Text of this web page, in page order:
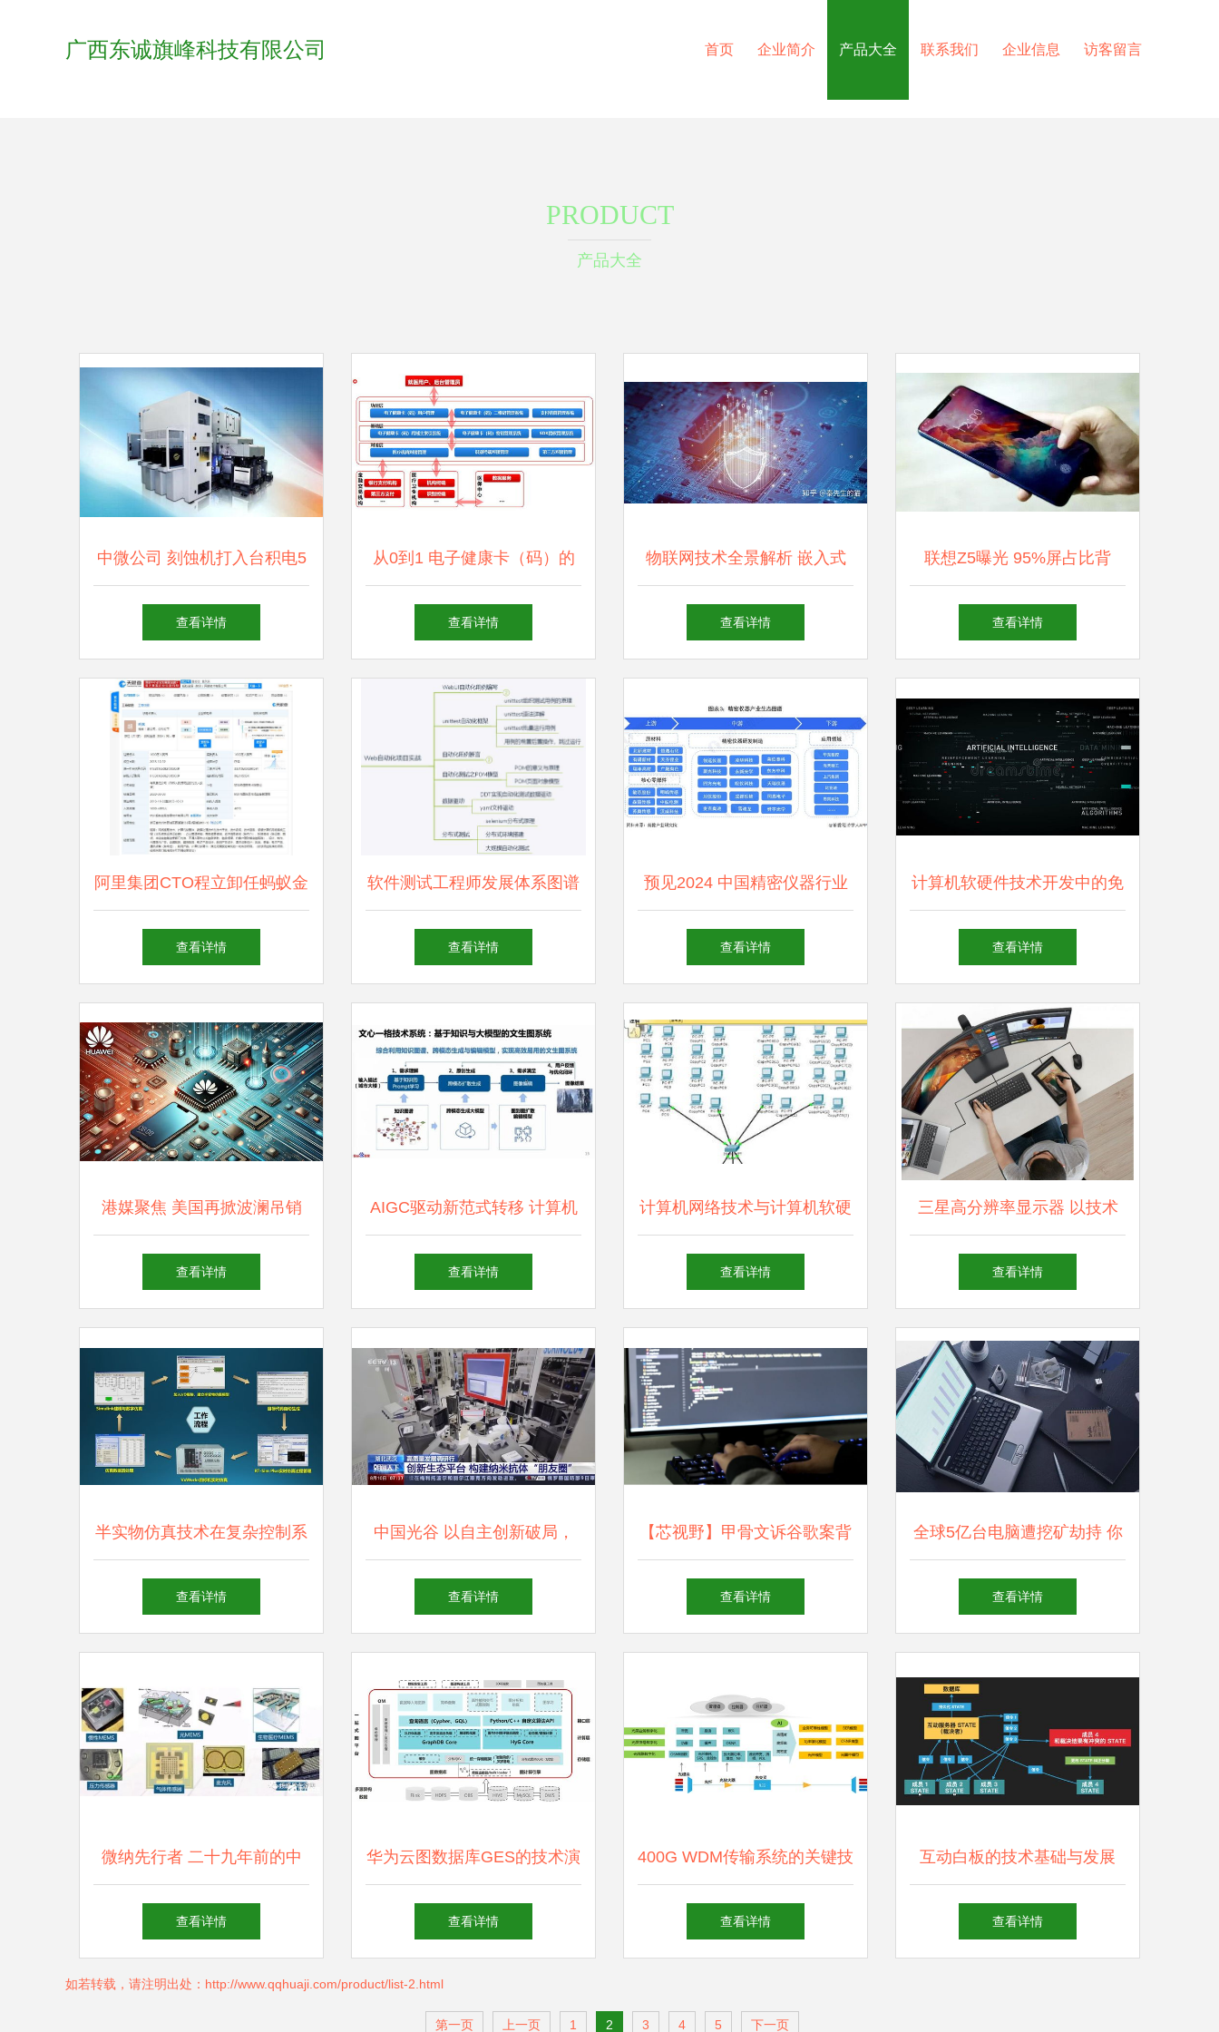
广西东诚旗峰科技有限公司 首页 企业简介 产品大全 联系我们 企业信息 访客留言
PRODUCT
产品大全
中微公司 刻蚀机打入台积电5
纳米产线，引领软硬件技术开
查看详情
从0到1 电子健康卡（码）的
产品演进与技术驱动下的未来
查看详情
物联网技术全景解析 嵌入式
开发与计算机软硬件协同的技
查看详情
联想Z5曝光 95%屏占比背
后，是技术突破还是营销噱
查看详情
阿里集团CTO程立卸任蚂蚁金
服子公司执行董事，聚焦核心
查看详情
软件测试工程师发展体系图谱
从功能测试到自动化测试的超
查看详情
预见2024 中国精密仪器行业
全景图谱与发展前瞻
查看详情
计算机软硬件技术开发中的免
版税图像处理技术
查看详情
港媒聚焦 美国再掀波澜吊销
华为许可，折射对技术崛起的
查看详情
AIGC驱动新范式转移 计算机
软硬件技术开发的挑战与机遇
查看详情
计算机网络技术与计算机软硬
件技术开发的融合与演进
查看详情
三星高分辨率显示器 以技术
创新重塑商务办公生产力新视
查看详情
半实物仿真技术在复杂控制系
统研发中的典型应用 计算机
查看详情
中国光谷 以自主创新破局，
攻关计算机软硬件“卡脖子”难
查看详情
【芯视野】甲骨文诉谷歌案背
后 计算机软件保护与创新的
查看详情
全球5亿台电脑遭挖矿劫持 你
的设备安全吗？
查看详情
微纳先行者 二十九年前的中
国远见与战略呼吁
查看详情
华为云图数据库GES的技术演
进 软硬件协同开发之路
查看详情
400G WDM传输系统的关键技
术与发展趋势及其与计算机软
查看详情
互动白板的技术基础与发展
计算机软硬件的协同进化
查看详情
如若转载，请注明出处：http://www.qqhuaji.com/product/list-2.html
第一页 上一页 1 2 3 4 5 下一页